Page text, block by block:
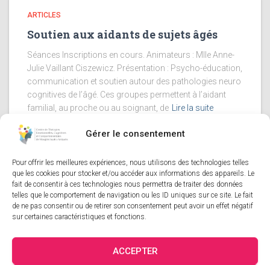
Gérer le consentement
Pour offrir les meilleures expériences, nous utilisons des technologies telles
que les cookies pour stocker et/ou accéder aux informations des appareils. Le
fait de consentir à ces technologies nous permettra de traiter des données
telles que le comportement de navigation ou les ID uniques sur ce site. Le fait
de ne pas consentir ou de retirer son consentement peut avoir un effet négatif
sur certaines caractéristiques et fonctions.
ACCEPTER
ARTICLES
Soutien aux aidants de sujets âgés
Séances Inscriptions en cours. Animateurs : Mlle Anne-
Julie Vaillant Ciszewicz. Présentation : Psycho-éducation,
communication et soutien autour des pathologies neuro
cognitives de l’âgé. Ces groupes permettent à l’aidant
familial, au proche ou au soignant, de
Lire la suite
Mentions Légales-Politique de Cookies
Site réalisé parCB&COM